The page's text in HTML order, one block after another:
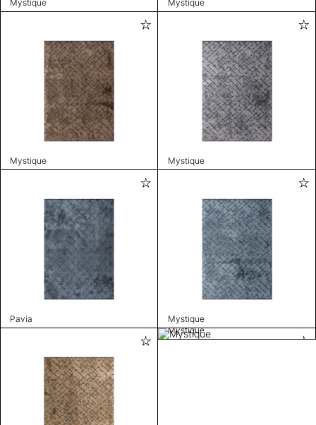
Mystique Mystique
Mystique Mystique
Pavia Mystique
Mystique